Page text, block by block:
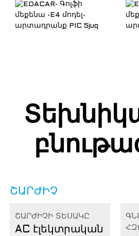
ՇԱՐԺԻՉ
ՇԱՐԺԻՉԻ ՏԵՍԱԿԸ
AC էլեկտրական